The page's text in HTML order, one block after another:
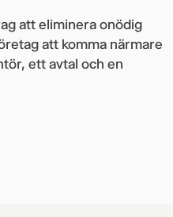
att eliminera onödig
att komma närmare
ett avtal och en